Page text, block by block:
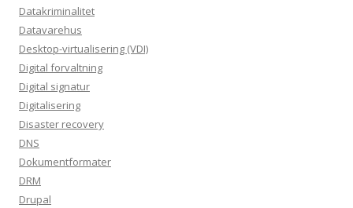
Datakriminalitet
Datavarehus
Desktop-virtualisering (VDI)
Digital forvaltning
Digital signatur
Digitalisering
Disaster recovery
DNS
Dokumentformater
DRM
Drupal